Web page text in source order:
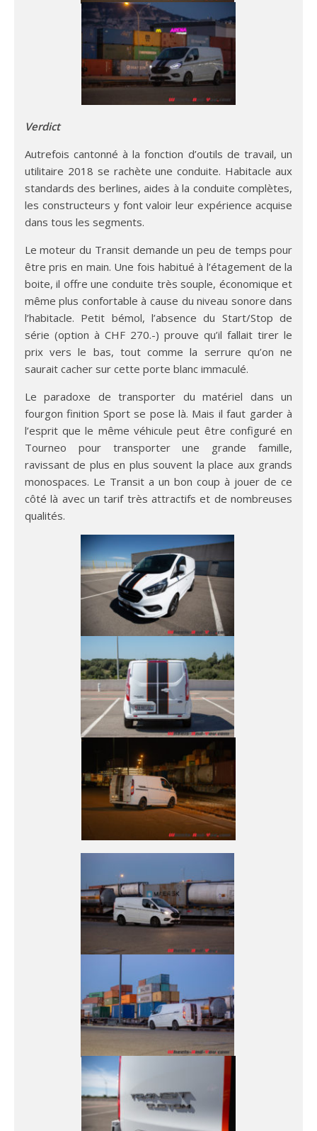
Verdict
Autrefois cantonné à la fonction d’outils de travail, un
utilitaire 2018 se rachète une conduite. Habitacle aux
standards des berlines, aides à la conduite complètes,
les constructeurs y font valoir leur expérience acquise
dans tous les segments.
Le moteur du Transit demande un peu de temps pour
être pris en main. Une fois habitué à l’étagement de la
boite, il offre une conduite très souple, économique et
même plus confortable à cause du niveau sonore dans
l’habitacle. Petit bémol, l’absence du Start/Stop de
série (option à CHF 270.-) prouve qu’il fallait tirer le
prix vers le bas, tout comme la serrure qu’on ne
saurait cacher sur cette porte blanc immaculé.
Le paradoxe de transporter du matériel dans un
fourgon finition Sport se pose là. Mais il faut garder à
l’esprit que le même véhicule peut être configuré en
Tourneo pour transporter une grande famille,
ravissant de plus en plus souvent la place aux grands
monospaces. Le Transit a un bon coup à jouer de ce
côté là avec un tarif très attractifs et de nombreuses
qualités.